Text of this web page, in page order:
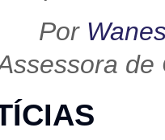
Por
de